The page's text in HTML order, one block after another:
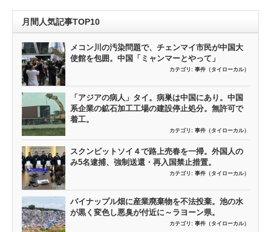
月間人気記事TOP10
メコン川の汚染問題で、チェンマイ市民が中国大
使館を包囲。中国「ミャンマーとやって」
カテゴリ: 事件（タイローカル）
「アジアの病人」タイ。病巣は中国にあり。中国
系企業の鉱石加工工場の建設停止処分。無許可で
着工。
カテゴリ: 事件（タイローカル）
スクンビットソイ４で路上売春を一掃。外国人の
み5名逮捕、強制送還・再入国禁止措置。
カテゴリ: 事件（タイローカル）
パイナップル畑に産業廃棄物を不法投棄。池の水
が黒く変色し悪臭が付近に～ラヨーン県。
カテゴリ: 事件（タイローカル）